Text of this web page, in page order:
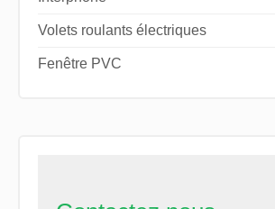
Volets roulants électriques
Fenêtre PVC